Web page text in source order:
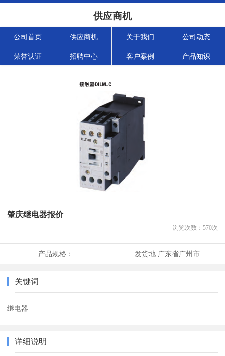
供应商机
公司首页 供应商机 关于我们 公司动态
荣誉认证 招聘中心 客户案例 产品知识
肇庆继电器报价
浏览次数： 570次
产品规格： 发货地:广东省广州市
关键词
继电器
详细说明